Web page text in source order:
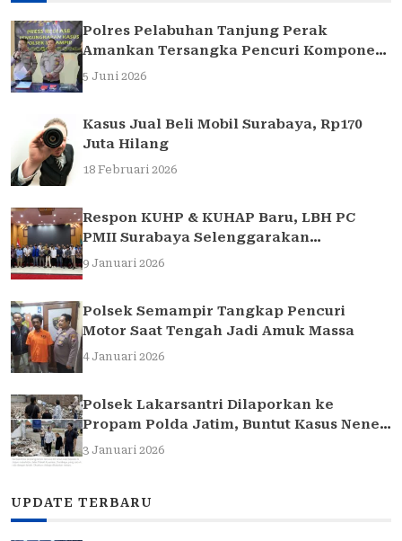
Polres Pelabuhan Tanjung Perak
Amankan Tersangka Pencuri Komponen
Traffic Light di Surabaya
5 Juni 2026
Kasus Jual Beli Mobil Surabaya, Rp170
Juta Hilang
18 Februari 2026
Respon KUHP & KUHAP Baru, LBH PC
PMII Surabaya Selenggarakan
Sarasehan Hukum
9 Januari 2026
Polsek Semampir Tangkap Pencuri
Motor Saat Tengah Jadi Amuk Massa
4 Januari 2026
Polsek Lakarsantri Dilaporkan ke
Propam Polda Jatim, Buntut Kasus Nenek
Elina
3 Januari 2026
UPDATE TERBARU